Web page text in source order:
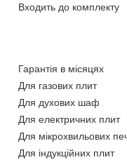
Входить до комплекту
Гарантія в місяцях
Для газових плит
Для духових шаф
Для електричних плит
Для мікрохвильових
Для індукційних плит